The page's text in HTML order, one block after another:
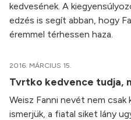
kedvesének. A
edzés is segít abban, hogy
éremmel térhessen haza.
2016. MÁRCIUS 15.
Tvrtko kedvence tudja,
Weisz Fanni nevét nem
ismerjük, a fiatal siket lány